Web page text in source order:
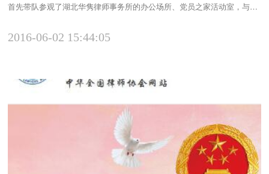
首先带队参观了湖北华隽律师事务所的办公场所、党员之家活动室，与该
北华隽律师事务所主任刘昌国律师关于该律师事务所实行公司化管理运行
2016-06-02 15:44:05